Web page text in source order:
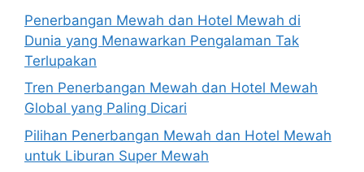
Penerbangan Mewah dan Hotel Mewah di
Dunia yang Menawarkan Pengalaman Tak
Terlupakan
Tren Penerbangan Mewah dan Hotel Mewah
Global yang Paling Dicari
Pilihan Penerbangan Mewah dan Hotel Mewah
untuk Liburan Super Mewah